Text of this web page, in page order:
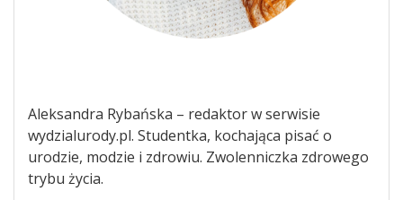
Aleksandra Rybańska – redaktor w serwisie
wydzialurody.pl. Studentka, kochająca pisać o
urodzie, modzie i zdrowiu. Zwolenniczka zdrowego
trybu życia.